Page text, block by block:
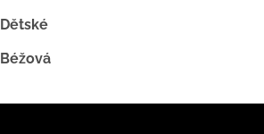
Dětské
Béžová